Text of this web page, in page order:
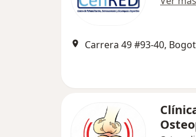
Carrera 49 #93-40,